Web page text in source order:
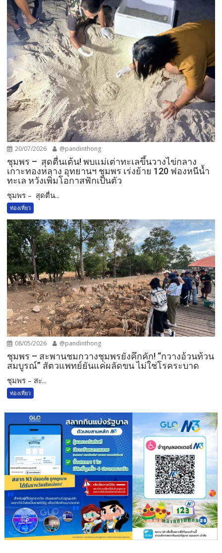
20/07/2026 @pandinthong
ชุมพร – สุดตื่นเต้น! พบแม่เต่าทะเลขึ้นวางไข่กลาง
เกาะทองหลาง อุทยานฯ ชุมพร เร่งย้าย 120 ฟองหนีน้ำ
ทะเล หวังเพิ่มโอกาสฟักเป็นตัว
ชุมพร – สุดตื่น...
ท่องเที่ยว
08/05/2026 @pandinthong
ชุมพร – สะพานชมกวางชุมพรยังคึกคัก! “กวางอ้วนท้วน
สมบูรณ์” สัตวแพทย์ยันแค่ผลัดขน ไม่ใช่โรคระบาด
ชุมพร – สะ...
ท่องเที่ยว